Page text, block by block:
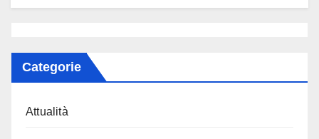
Categorie
Attualità